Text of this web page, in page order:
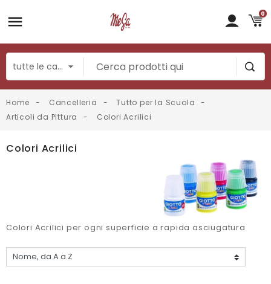
0
Home Cancelleria
Tutto per la Scuola
Articoli da Pittura
Colori Acrilici
Colori Acrilici
Colori Acrilici per ogni superficie a rapida asciugatura